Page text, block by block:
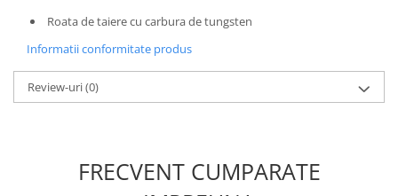
Radiatoare
Semanatoare,Plantatoare
Sere
Sobe pe gaz & electrice
Suflante Frunze
Roata de taiere cu carbura de tungsten
Informatii conformitate produs
Review-uri(0)
FRECVENT CUMPARATE